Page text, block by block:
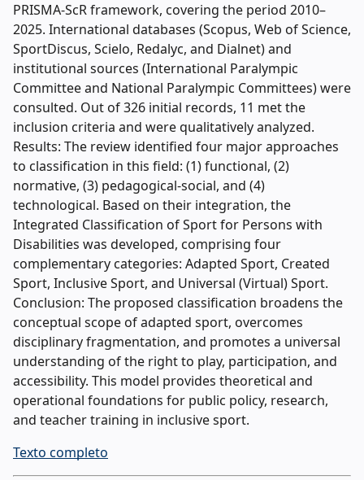
PRISMA-ScR framework, covering the period 2010–
2025. International databases (Scopus, Web of Science,
SportDiscus, Scielo, Redalyc, and Dialnet) and
institutional sources (International Paralympic
Committee and National Paralympic Committees) were
consulted. Out of 326 initial records, 11 met the
inclusion criteria and were qualitatively analyzed.
Results: The review identified four major approaches
to classification in this field: (1) functional, (2)
normative, (3) pedagogical-social, and (4)
technological. Based on their integration, the
Integrated Classification of Sport for Persons with
Disabilities was developed, comprising four
complementary categories: Adapted Sport, Created
Sport, Inclusive Sport, and Universal (Virtual) Sport.
Conclusion: The proposed classification broadens the
conceptual scope of adapted sport, overcomes
disciplinary fragmentation, and promotes a universal
understanding of the right to play, participation, and
accessibility. This model provides theoretical and
operational foundations for public policy, research,
and teacher training in inclusive sport.
Texto completo